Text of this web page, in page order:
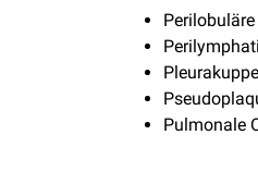
Pulmonale